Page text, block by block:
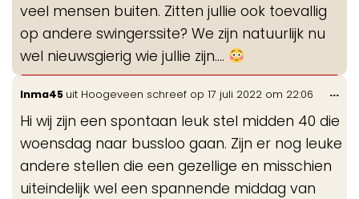
veel mensen buiten. Zitten jullie ook toevallig
op andere swingerssite? We zijn natuurlijk nu
wel nieuwsgierig wie jullie zijn....
Inma45 uit Hoogeveen schreef op 17 juli 2022 om 22:06
Hi wij zijn een spontaan leuk stel midden 40 die
woensdag naar bussloo gaan. Zijn er nog leuke
andere stellen die een gezellige en misschien
uiteindelijk wel een spannende middag van
...